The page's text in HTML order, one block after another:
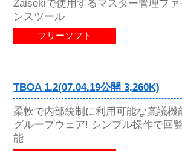
Zaisekiで使用するマスター管理フ
ンスツール
フリーソフト
TBOA 1.2(07.04.19公開 3,260K)
柔軟で内部統制に利用可能な稟議機
グループウェア! シンプル操作で回
能